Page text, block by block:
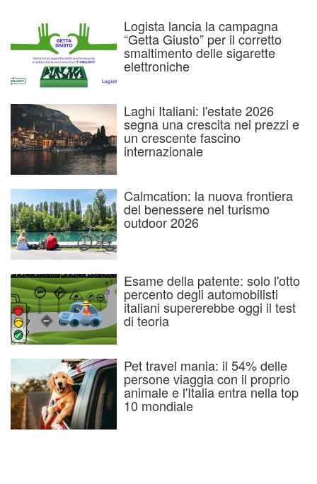
Logista lancia la campagna
“Getta Giusto” per il corretto
smaltimento delle sigarette
elettroniche
Laghi Italiani: l'estate 2026
segna una crescita nei prezzi e
un crescente fascino
internazionale
Calmcation: la nuova frontiera
del benessere nel turismo
outdoor 2026
Esame della patente: solo l'otto
percento degli automobilisti
italiani supererebbe oggi il test
di teoria
Pet travel mania: il 54% delle
persone viaggia con il proprio
animale e l'Italia entra nella top
10 mondiale